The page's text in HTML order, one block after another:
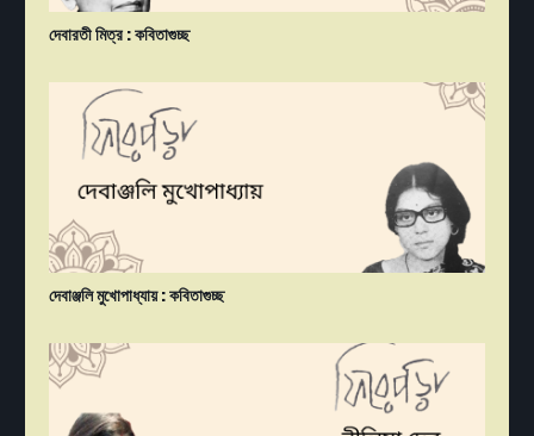
দেবারতী মিত্র : কবিতাগুচ্ছ
দেবাঞ্জলি মুখোপাধ্যায় : কবিতাগুচ্ছ